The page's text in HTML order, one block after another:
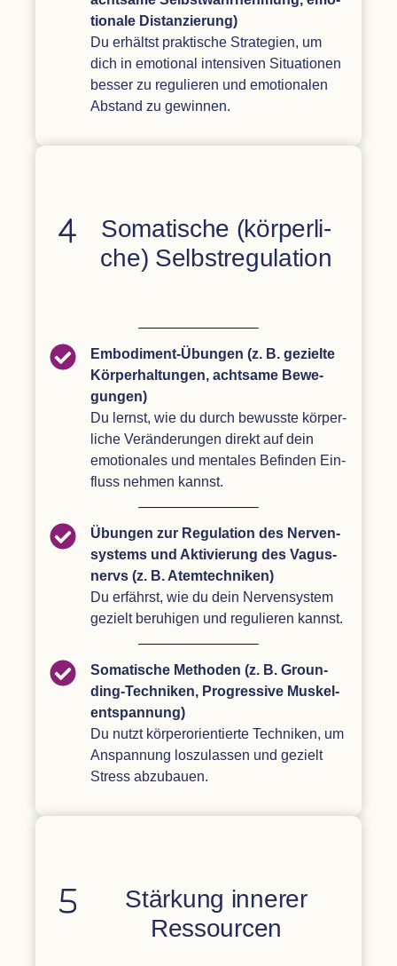
tio­nale Distan­zie­rung)
Du erhältst prak­ti­sche Stra­te­gien, um
dich in emo­tio­nal inten­si­ven Situa­tio­nen
bes­ser zu regu­lie­ren und emo­tio­na­len
Abstand zu gewinnen.
Soma­ti­sche (kör­per­li­
che) Selbstregulation
Embo­di­ment-Übun­gen (z. B. gezielte
Kör­per­hal­tun­gen, acht­same Bewe­
gun­gen)
Du lernst, wie du durch bewusste kör­per­
li­che Ver­än­de­run­gen direkt auf dein
emo­tio­na­les und men­ta­les Befin­den Ein­
fluss neh­men kannst.
Übun­gen zur Regu­la­tion des Ner­ven­
sys­tems und Akti­vie­rung des Vagus­
nervs (z. B. Atem­tech­ni­ken)
Du erfährst, wie du dein Ner­ven­sys­tem
gezielt beru­hi­gen und regu­lie­ren kannst.
Soma­ti­sche Metho­den (z. B. Groun­
ding-Tech­ni­ken, Pro­gres­sive Mus­kel­
ent­span­nung)
Du nutzt kör­per­ori­en­tierte Tech­ni­ken, um
Anspan­nung los­zu­las­sen und gezielt
Stress abzubauen.
Stär­kung inne­rer
Ressourcen